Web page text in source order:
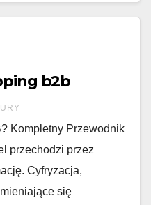
b2b
Kompletny Przewodnik
przechodzi przez
Cyfryzacja,
się